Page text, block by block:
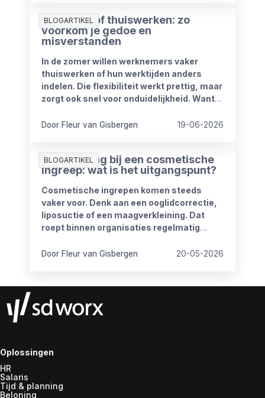
BLOGARTIKEL
Zomerproof thuiswerken: zo
voorkom je gedoe en
misverstanden
In de zomer willen werknemers vaker
thuiswerken of hun werktijden anders
indelen. Die flexibiliteit werkt prettig, maar
zorgt ook snel voor onduidelijkheid. Want
iemand bereikbaar? En hoe blijft het werk
Door Fleur van Gisbergen 19-06-2026
BLOGARTIKEL
Ziekmelding bij een cosmetische
ingreep: wat is het uitgangspunt?
Cosmetische ingrepen komen steeds
vaker voor. Denk aan een ooglidcorrectie,
liposuctie of een maagverkleining. Dat
roept binnen organisaties regelmatig
Door Fleur van Gisbergen 20-05-2026
Oplossingen
HR
Salaris
Tijd & planning
Beloning